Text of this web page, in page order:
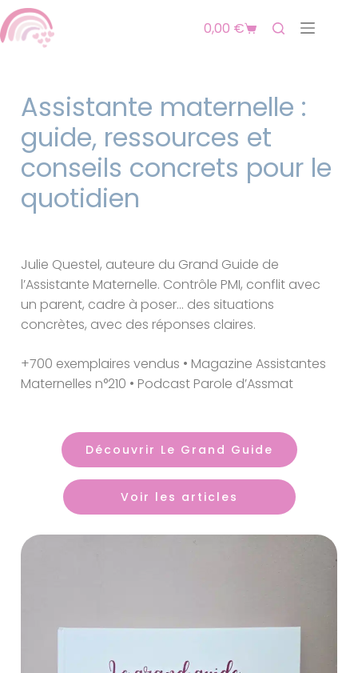
0,00 €
Assistante maternelle :
guide, ressources et
conseils concrets pour le
quotidien
Julie Questel, auteure du Grand Guide de
l’Assistante Maternelle. Contrôle PMI, conflit avec
un parent, cadre à poser… des situations
concrètes, avec des réponses claires.
+700 exemplaires vendus • Magazine Assistantes
Maternelles n°210 • Podcast Parole d’Assmat
Découvrir Le Grand Guide
Voir les articles